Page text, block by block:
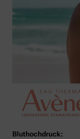
Bluthochdruck: